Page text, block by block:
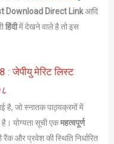
Download Direct Linkआदि
हिंदीमें देखने वाले है तो इस
जेपीयु मेरिट लिस्ट
है, जो स्नातक पाठ्यक्रमों में
योग्यता सूची एकमहत्वपूर्ण
और प्रवेश की स्थिति निर्धारित